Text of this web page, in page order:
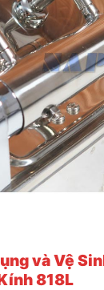
và Vệ
818L